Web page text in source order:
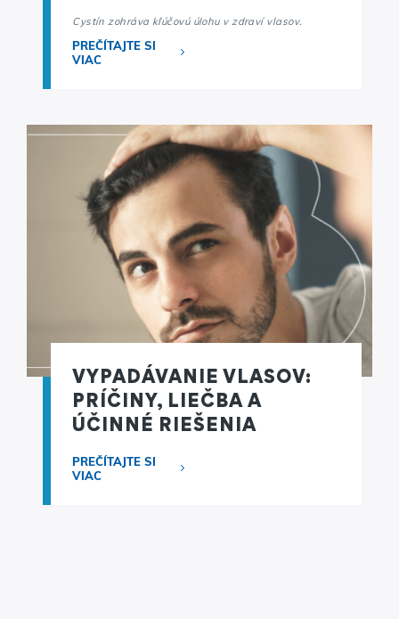
Cystín zohráva kľúčovú úlohu v zdraví vlasov.
PREČÍTAJTE SI
VIAC
VYPADÁVANIE VLASOV:
PRÍČINY, LIEČBA A
ÚČINNÉ RIEŠENIA
PREČÍTAJTE SI
VIAC